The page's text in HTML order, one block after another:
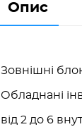
Опис
Зовнішні
Обладнані
від 2 до 6